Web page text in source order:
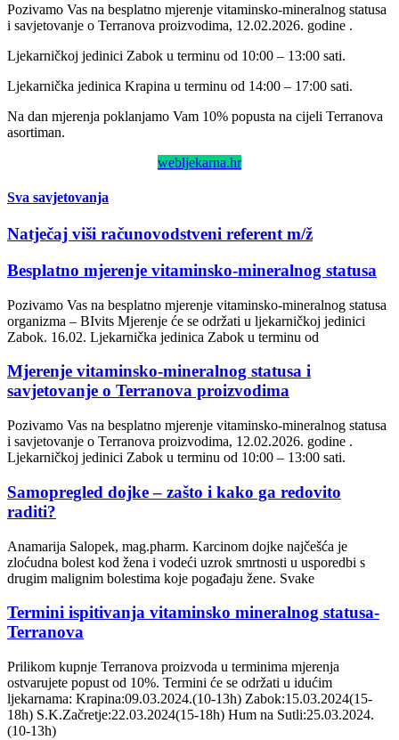
Pozivamo Vas na besplatno mjerenje vitaminsko-mineralnog statusa
i savjetovanje o Terranova proizvodima, 12.02.2026. godine .
Ljekarničkoj jedinici Zabok u terminu od 10:00 – 13:00 sati.
Ljekarnička jedinica Krapina u terminu od 14:00 – 17:00 sati.
Na dan mjerenja poklanjamo Vam 10% popusta na cijeli Terranova
asortiman.
webljekarna.hr
Sva savjetovanja
Natječaj viši računovodstveni referent m/ž
Besplatno mjerenje vitaminsko-mineralnog statusa
Pozivamo Vas na besplatno mjerenje vitaminsko-mineralnog statusa
organizma – BIvits Mjerenje će se održati u ljekarničkoj jedinici
Zabok. 16.02. Ljekarnička jedinica Zabok u terminu od
Mjerenje vitaminsko-mineralnog statusa i
savjetovanje o Terranova proizvodima
Pozivamo Vas na besplatno mjerenje vitaminsko-mineralnog statusa
i savjetovanje o Terranova proizvodima, 12.02.2026. godine .
Ljekarničkoj jedinici Zabok u terminu od 10:00 – 13:00 sati.
Samopregled dojke – zašto i kako ga redovito
raditi?
Anamarija Salopek, mag.pharm. Karcinom dojke najčešća je
zloćudna bolest kod žena i vodeći uzrok smrtnosti u usporedbi s
drugim malignim bolestima koje pogađaju žene. Svake
Termini ispitivanja vitaminsko mineralnog statusa-
Terranova
Prilikom kupnje Terranova proizvoda u terminima mjerenja
ostvarujete popust od 10%. Termini će se održati u idućim
ljekarnama: Krapina:09.03.2024.(10-13h) Zabok:15.03.2024(15-
18h) S.K.Začretje:22.03.2024(15-18h) Hum na Sutli:25.03.2024.
(10-13h)